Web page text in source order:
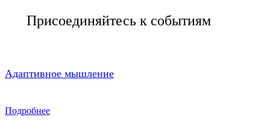
Присоединяйтесь к событиям
Адаптивное мышление
Подробнее